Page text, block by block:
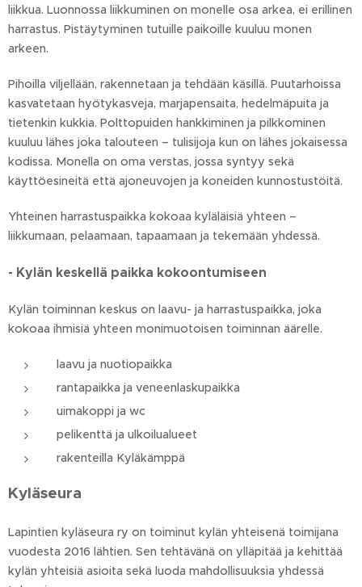
liikkua. Luonnossa liikkuminen on monelle osa arkea, ei erillinen
harrastus. Pistäytyminen tutuille paikoille kuuluu monen
arkeen.
Pihoilla viljellään, rakennetaan ja tehdään käsillä. Puutarhoissa
kasvatetaan hyötykasveja, marjapensaita, hedelmäpuita ja
tietenkin kukkia. Polttopuiden hankkiminen ja pilkkominen
kuuluu lähes joka talouteen – tulisijoja kun on lähes jokaisessa
kodissa. Monella on oma verstas, jossa syntyy sekä
käyttöesineitä että ajoneuvojen ja koneiden kunnostustöitä.
Yhteinen harrastuspaikka kokoaa kyläläisiä yhteen –
liikkumaan, pelaamaan, tapaamaan ja tekemään yhdessä.
- Kylän keskellä paikka kokoontumiseen
Kylän toiminnan keskus on laavu- ja harrastuspaikka, joka
kokoaa ihmisiä yhteen monimuotoisen toiminnan äärelle.
laavu ja nuotiopaikka
rantapaikka ja veneenlaskupaikka
uimakoppi ja wc
pelikenttä ja ulkoilualueet
rakenteilla Kyläkämppä
Kyläseura
Lapintien kyläseura ry on toiminut kylän yhteisenä toimijana
vuodesta 2016 lähtien. Sen tehtävänä on ylläpitää ja kehittää
kylän yhteisiä asioita sekä luoda mahdollisuuksia yhdessä